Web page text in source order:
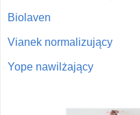
Biolaven
Vianek normalizujący
Yope nawilżający